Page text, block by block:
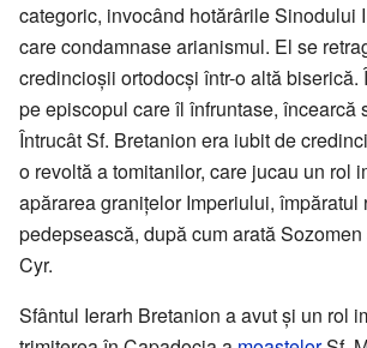
categoric, invocând hotărârile Sinodului
care condamnase arianismul. El se
credincioșii ortodocși într-o altă biserică.
pe episcopul care îl înfruntase, încearcă
Întrucât Sf. Bretanion era iubit de
o revoltă a tomitanilor, care jucau un rol
apărarea granițelor Imperiului, împăratul
pedepsească, după cum arată
Cyr.
Sfântul Ierarh Bretanion a avut și un rol